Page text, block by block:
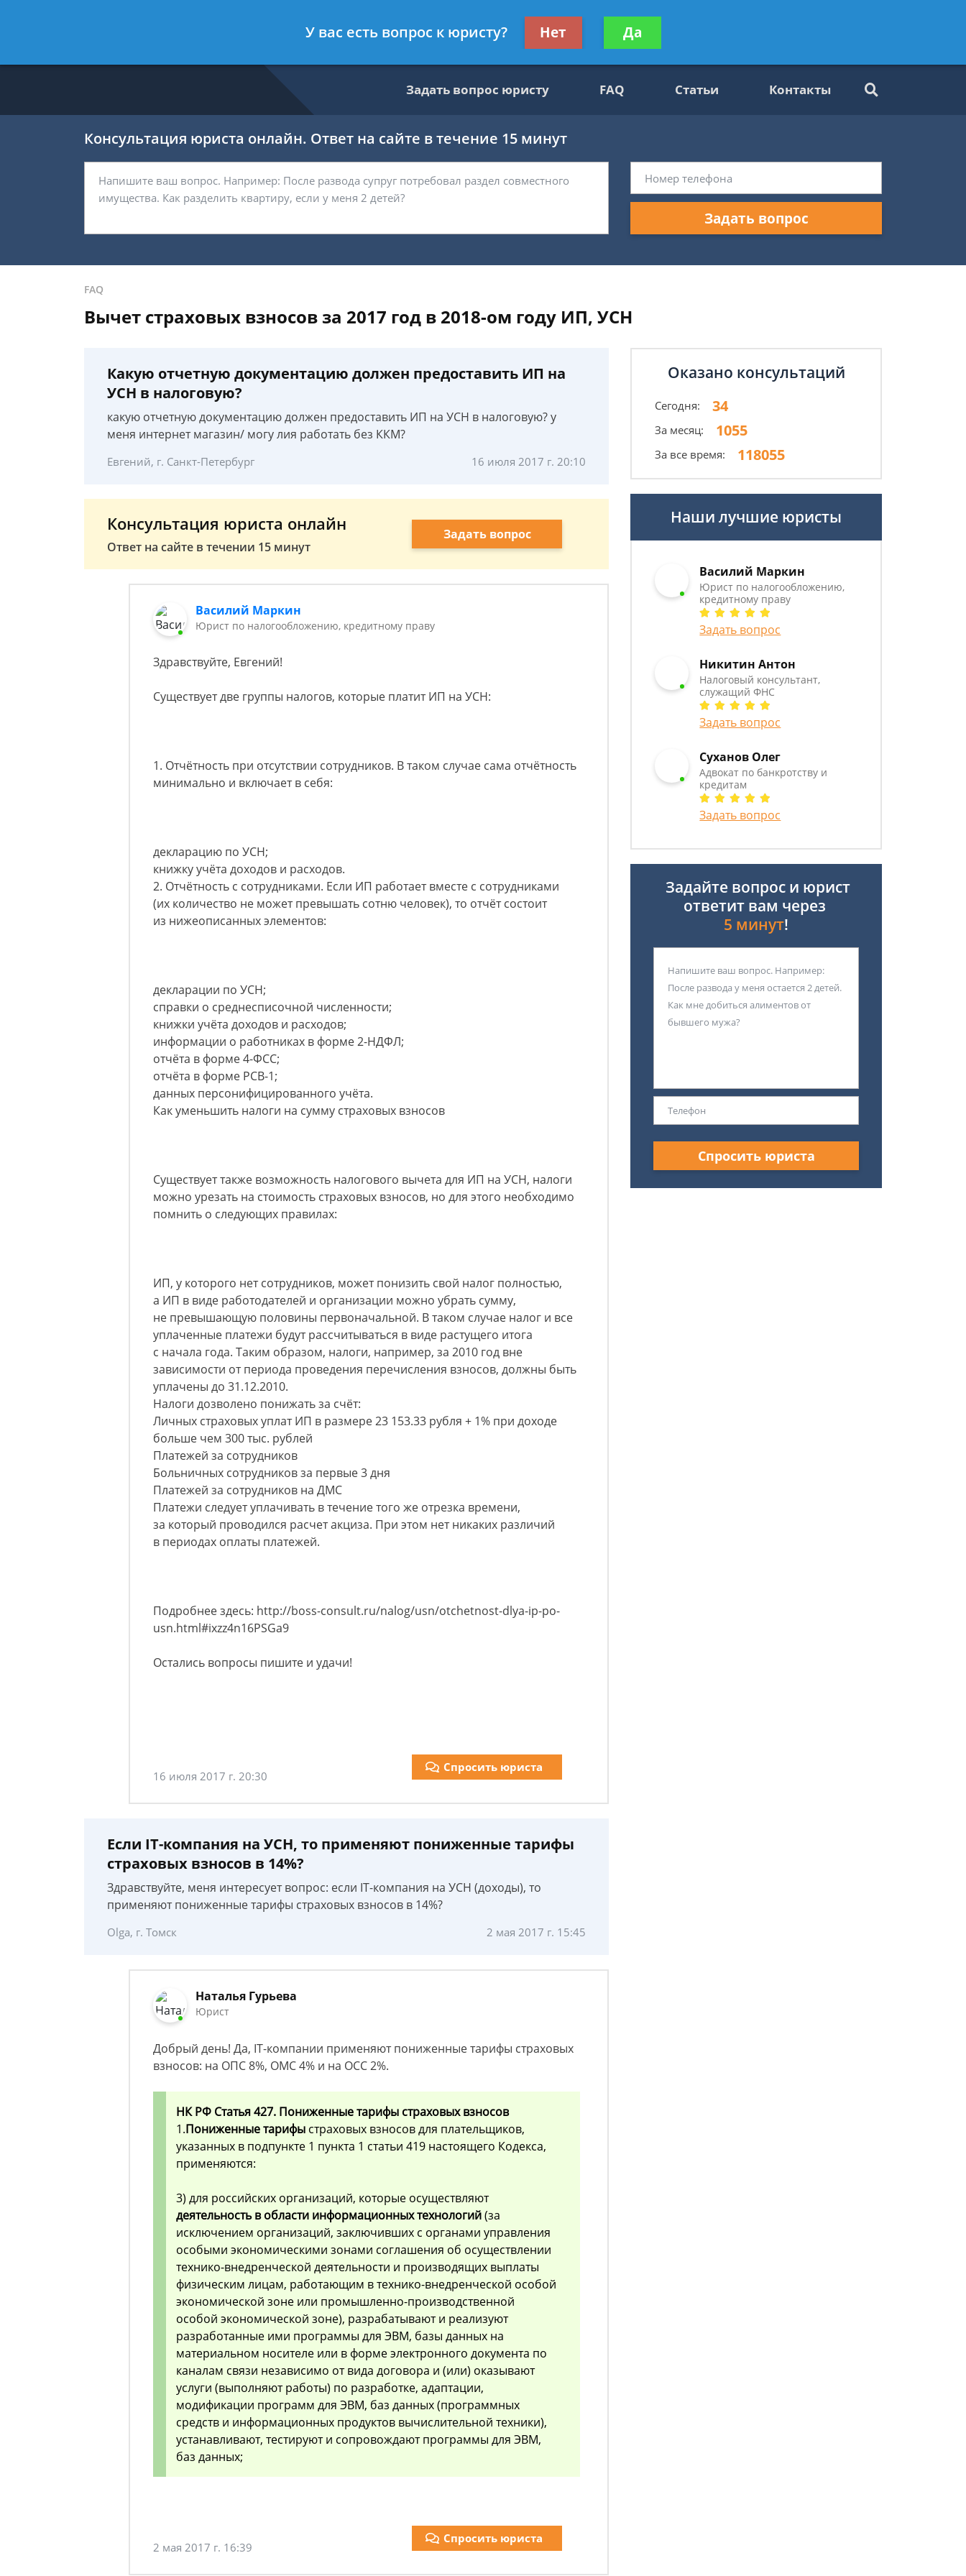
- Налоговый консультант, служащий ФНС
Получите консультацию
бесплатно
Задать вопрос юристу FAQ Статьи Контакты
Консультация юриста онлайн. Ответ на сайте в течение 15 минут
Задать вопрос
FAQ
Вычет страховых взносов за 2017 год в 2018-ом году ИП, УСН
Какую отчетную документацию должен предоставить ИП на
УСН в налоговую?
какую отчетную документацию должен предоставить ИП на УСН в налоговую? у
меня интернет магазин/ могу лия работать без ККМ?
Евгений, г. Санкт-Петербург 16 июля 2017 г. 20:10
Консультация юриста онлайн
Ответ на сайте в течении 15 минут
Задать вопрос
Василий Маркин
Юрист по налогообложению, кредитному праву
Здравствуйте, Евгений!
Существует две группы налогов, которые платит ИП на УСН:
1. Отчётность при отсутствии сотрудников. В таком случае сама отчётность
минимально и включает в себя:
декларацию по УСН;
книжку учёта доходов и расходов.
2. Отчётность с сотрудниками. Если ИП работает вместе с сотрудниками
(их количество не может превышать сотню человек), то отчёт состоит
из нижеописанных элементов:
декларации по УСН;
справки о среднесписочной численности;
книжки учёта доходов и расходов;
информации о работниках в форме 2-НДФЛ;
отчёта в форме 4-ФСС;
отчёта в форме РСВ-1;
данных персонифицированного учёта.
Как уменьшить налоги на сумму страховых взносов
Существует также возможность налогового вычета для ИП на УСН, налоги
можно урезать на стоимость страховых взносов, но для этого необходимо
помнить о следующих правилах:
ИП, у которого нет сотрудников, может понизить свой налог полностью,
а ИП в виде работодателей и организации можно убрать сумму,
не превышающую половины первоначальной. В таком случае налог и все
уплаченные платежи будут рассчитываться в виде растущего итога
с начала года. Таким образом, налоги, например, за 2010 год вне
зависимости от периода проведения перечисления взносов, должны быть
уплачены до 31.12.2010.
Налоги дозволено понижать за счёт:
Личных страховых уплат ИП в размере 23 153.33 рубля + 1% при доходе
больше чем 300 тыс. рублей
Платежей за сотрудников
Больничных сотрудников за первые 3 дня
Платежей за сотрудников на ДМС
Платежи следует уплачивать в течение того же отрезка времени,
за который проводился расчет акциза. При этом нет никаких различий
в периодах оплаты платежей.
Подробнее здесь: http://boss-consult.ru/nalog/usn/otchetnost-dlya-ip-po-
usn.html#ixzz4n16PSGa9​
Остались вопросы пишите и удачи!
16 июля 2017 г. 20:30
Спросить юриста
Если IT-компания на УСН, то применяют пониженные тарифы
страховых взносов в 14%?
Здравствуйте, меня интересует вопрос: если IT-компания на УСН (доходы), то
применяют пониженные тарифы страховых взносов в 14%?
Olga, г. Томск 2 мая 2017 г. 15:45
Наталья Гурьева
Юрист
Добрый день! Да, IT-компании применяют пониженные тарифы страховых
взносов: на ОПС 8%, ОМС 4% и на ОСС 2%.
НК РФ Статья 427. Пониженные тарифы страховых взносов
1.Пониженные тарифы страховых взносов для плательщиков,
указанных в подпункте 1 пункта 1 статьи 419 настоящего Кодекса,
применяются:
3) для российских организаций, которые осуществляют
деятельность в области информационных технологий(за
исключением организаций, заключивших с органами управления
особыми экономическими зонами соглашения об осуществлении
технико-внедренческой деятельности и производящих выплаты
физическим лицам, работающим в технико-внедренческой особой
экономической зоне или промышленно-производственной
особой экономической зоне), разрабатывают и реализуют
разработанные ими программы для ЭВМ, базы данных на
материальном носителе или в форме электронного документа по
каналам связи независимо от вида договора и (или) оказывают
услуги (выполняют работы) по разработке, адаптации,
модификации программ для ЭВМ, баз данных (программных
средств и информационных продуктов вычислительной техники),
устанавливают, тестируют и сопровождают программы для ЭВМ,
баз данных;
2 мая 2017 г. 16:39
Спросить юриста
Оказано консультаций
Сегодня: 34
За месяц: 1055
За все время: 118055
Наши лучшие юристы
Василий Маркин
Юрист по налогообложению,
кредитному праву
Задать вопрос
Никитин Антон
Налоговый консультант,
служащий ФНС
Задать вопрос
Суханов Олег
Адвокат по банкротству и
кредитам
Задать вопрос
Задайте вопрос и юрист
ответит вам через
5 минут!
Спросить юриста
У вас есть вопрос к юристу? Нет Да